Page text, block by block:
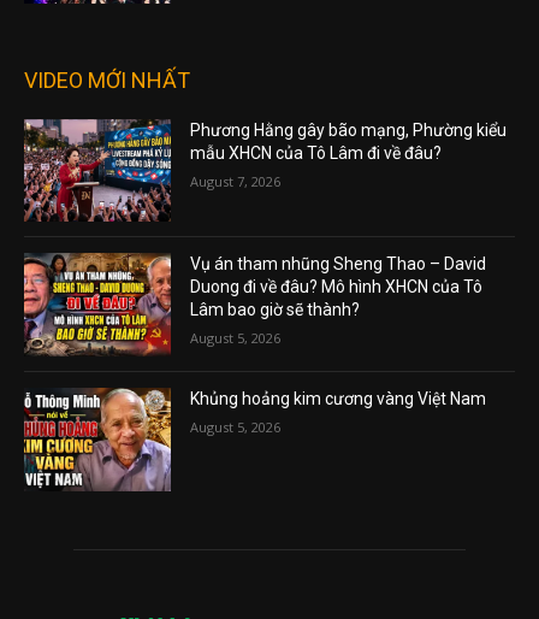
VIDEO MỚI NHẤT
Phương Hằng gây bão mạng, Phường kiểu
mẫu XHCN của Tô Lâm đi về đâu?
August 7, 2026
Vụ án tham nhũng Sheng Thao – David
Duong đi về đâu? Mô hình XHCN của Tô
Lâm bao giờ sẽ thành?
August 5, 2026
Khủng hoảng kim cương vàng Việt Nam
August 5, 2026